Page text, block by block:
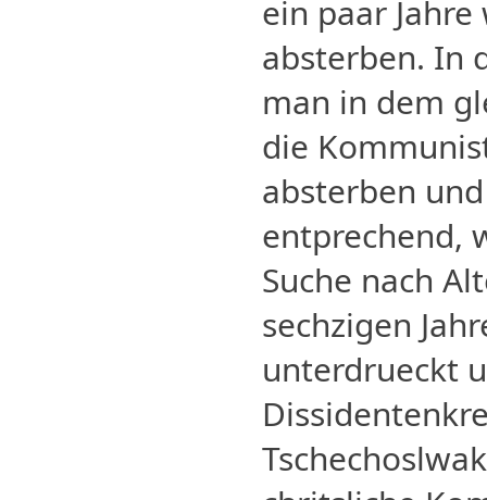
ein paar
absterben. In
man in dem
die
absterben
entprechend,
Suche nach
sechzigen
unterdrueckt